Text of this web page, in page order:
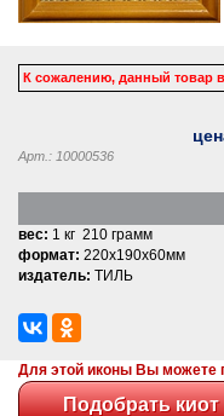
К сожалению, данный товар
Арт.: 10000536
вес: 1 кг 210 грамм
формат: 220x190x60мм
издатель: ТИЛЬ
Для этой иконы Вы можете